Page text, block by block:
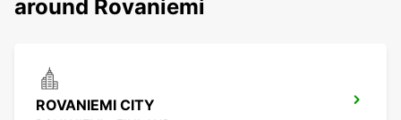
around Rovaniemi
ROVANIEMI CITY